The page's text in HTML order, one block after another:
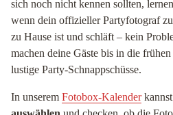
sich noch nicht kennen sollten,
wenn dein offizieller Partyfotograf
zu Hause ist und schläft – kein
machen deine Gäste bis in die
lustige Party-Schnappschüsse.
In unserem Fotobox-Kalender